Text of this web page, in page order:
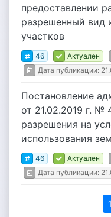
предоставлении
разрешенный вид
участков
46 Актуален
Дата публикации:
Постановление
от 21.02.2019 г. №
разрешения на
использования
46 Актуален
Дата публикации:
1